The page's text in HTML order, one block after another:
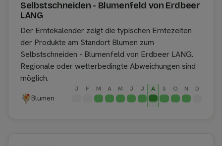
Selbstschneiden - Blumenfeld von Erdbeer
LANG
Der Erntekalender zeigt die typischen Erntezeiten
der Produkte am Standort Blumen zum
Selbstschneiden - Blumenfeld von Erdbeer LANG.
Regionale oder wetterbedingte Abweichungen sind
möglich.
J F M A M J J A S O N D
Blumen